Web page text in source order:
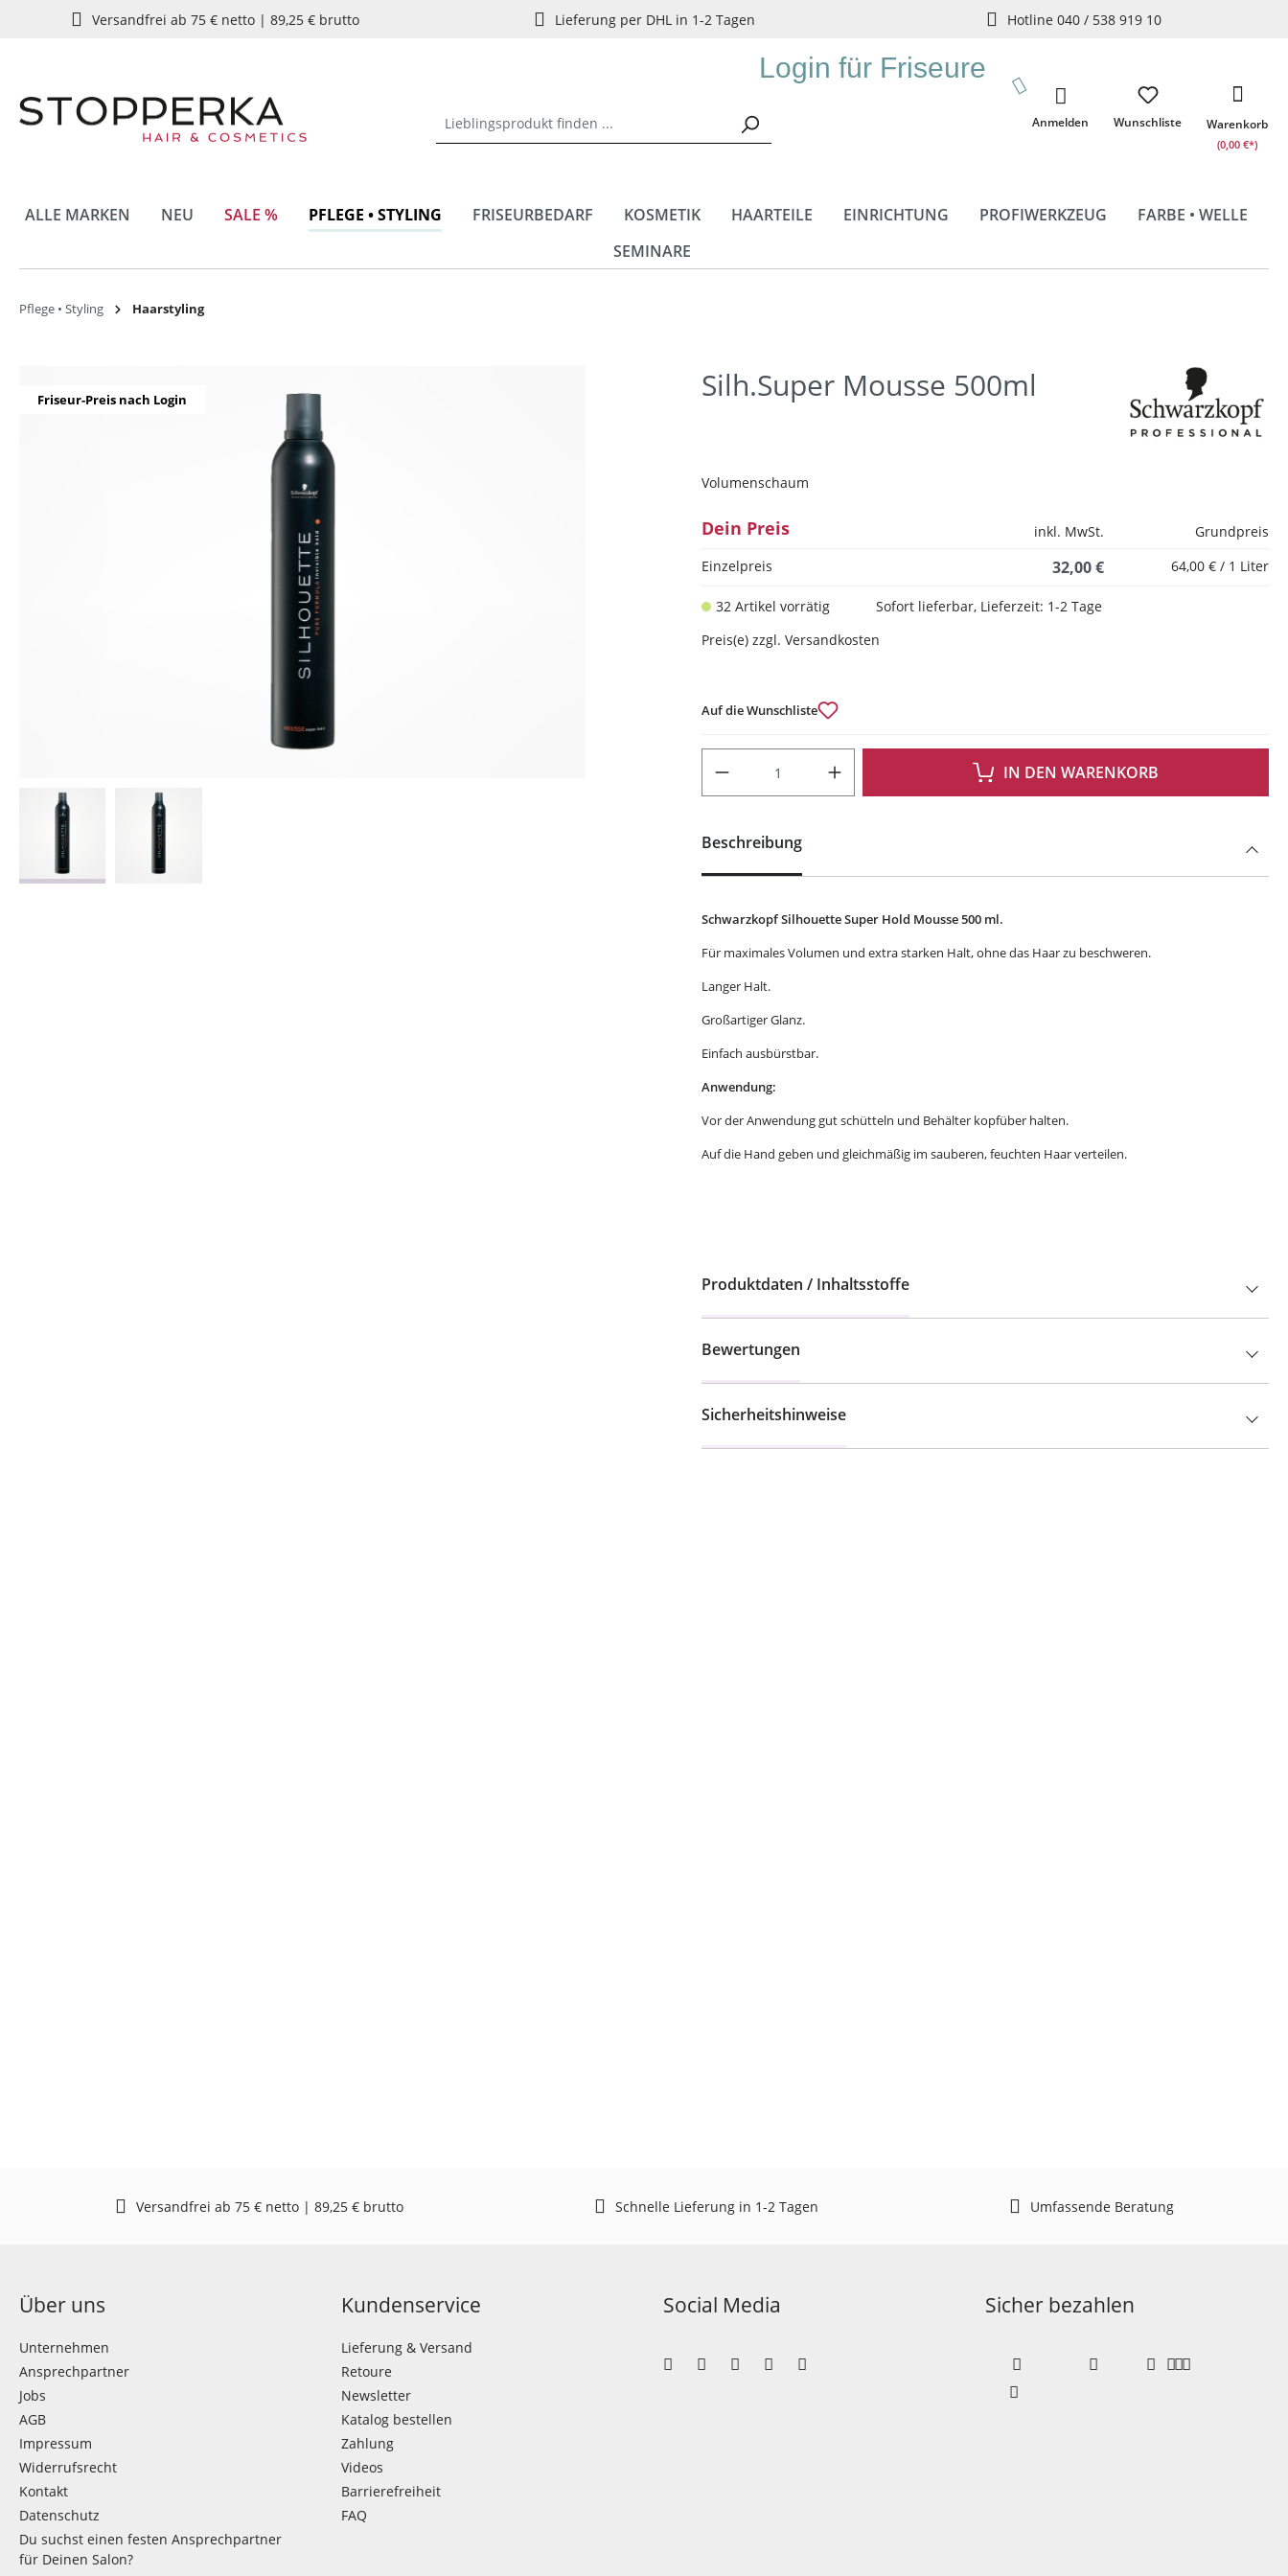
Zur Hauptnavigation springen
Versandfrei ab 75 € netto | 89,25 € brutto Lieferung per DHL in 1-2 Tagen Hotline 040 / 538 919 10
Login für Friseure
Wunschliste
Anmelden Warenkorb
(0,00 €*)
ALLE MARKEN NEU SALE % PFLEGE • STYLING FRISEURBEDARF KOSMETIK HAARTEILE EINRICHTUNG PROFIWERKZEUG
FARBE • WELLE
SEMINARE
Pflege • Styling Haarstyling
Friseur-Preis nach Login Silh.Super Mousse 500ml
Volumenschaum
Dein Preis inkl. MwSt.
Grundpreis
Einzelpreis
32,00 € 64,00 € / 1 Liter
32 Artikel vorrätig
Sofort lieferbar, Lieferzeit: 1-2 Tage
Preis(e) zzgl. Versandkosten
Auf die Wunschliste
IN DEN WARENKORB
Beschreibung
Schwarzkopf Silhouette Super Hold Mousse 500 ml.
Für maximales Volumen und extra starken Halt, ohne das Haar zu beschweren.
Langer Halt.
Großartiger Glanz.
Einfach ausbürstbar.
Anwendung:
Vor der Anwendung gut schütteln und Behälter kopfüber halten.
Auf die Hand geben und gleichmäßig im sauberen, feuchten Haar verteilen.
Produktdaten / Inhaltsstoffe
Bewertungen
Sicherheitshinweise
Versandfrei ab 75 € netto | 89,25 € brutto Schnelle Lieferung in 1-2 Tagen Umfassende Beratung
Über uns
Unternehmen
Ansprechpartner
Jobs
AGB
Impressum
Widerrufsrecht
Kontakt
Datenschutz
Du suchst einen festen Ansprechpartner
für Deinen Salon?
Kundenservice
Lieferung & Versand
Retoure
Newsletter
Katalog bestellen
Zahlung
Videos
Barrierefreiheit
FAQ
Social Media Sicher bezahlen